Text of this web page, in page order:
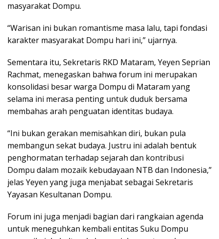
masyarakat Dompu.
“Warisan ini bukan romantisme masa lalu, tapi fondasi
karakter masyarakat Dompu hari ini,” ujarnya.
Sementara itu, Sekretaris RKD Mataram, Yeyen Seprian
Rachmat, menegaskan bahwa forum ini merupakan
konsolidasi besar warga Dompu di Mataram yang
selama ini merasa penting untuk duduk bersama
membahas arah penguatan identitas budaya.
“Ini bukan gerakan memisahkan diri, bukan pula
membangun sekat budaya. Justru ini adalah bentuk
penghormatan terhadap sejarah dan kontribusi
Dompu dalam mozaik kebudayaan NTB dan Indonesia,”
jelas Yeyen yang juga menjabat sebagai Sekretaris
Yayasan Kesultanan Dompu.
Forum ini juga menjadi bagian dari rangkaian agenda
untuk meneguhkan kembali entitas Suku Dompu